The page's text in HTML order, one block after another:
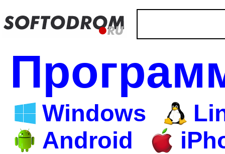
Windows
Android